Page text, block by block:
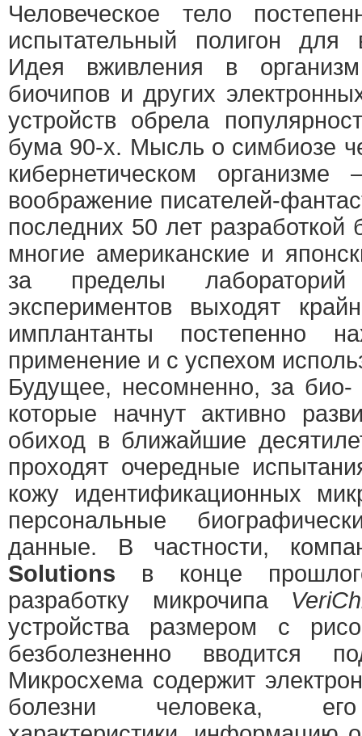
Человеческое тело
испытательный полигон для
Идея вживления в организм
биочипов и других
устройств обрела
бума 90-х. Мысль о симбиозе
кибернетическом
воображение писателей-
последних 50 лет разработкой
многие американские и
за пределы лабораторий
экспериментов выходят
имплантанты постепенно
применение и с успехом
Будущее, несомненно, за био-
которые начнут активно
обиход в ближайшие
проходят очередные
кожу идентификационных
персональные
данные. В частности,
Solutions в конце
разработку микрочипа
устройства размером с
безболезненно вводится
Микросхема содержит
болезни человека, его